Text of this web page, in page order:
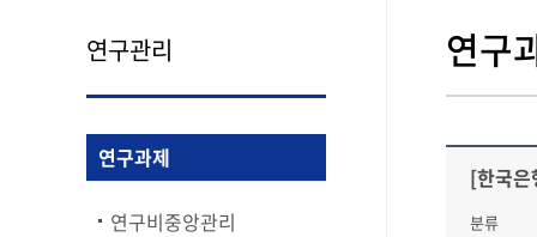
연구관리
연구과제
연구비중앙관리
연구
[한국은
분류